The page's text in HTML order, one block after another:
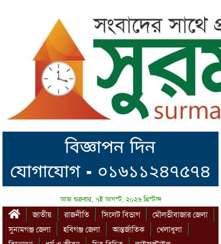
আজ শুক্রবার, ৭ই আগস্ট, ২০২৬ খ্রিস্টাব্দ
জাতীয় রাজনীতি সিলেট বিভাগ
মৌলভীবাজার জেলা
সুনামগঞ্জ জেলা
হবিগঞ্জ জেলা আন্তর্জাতিক
খেলাধুলা